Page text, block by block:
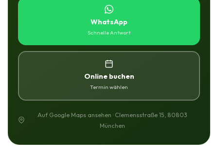
WhatsApp
Schnelle Antwort
Online buchen
Termin wählen
Auf Google Maps ansehen · Clemensstraße 15, 80803
München